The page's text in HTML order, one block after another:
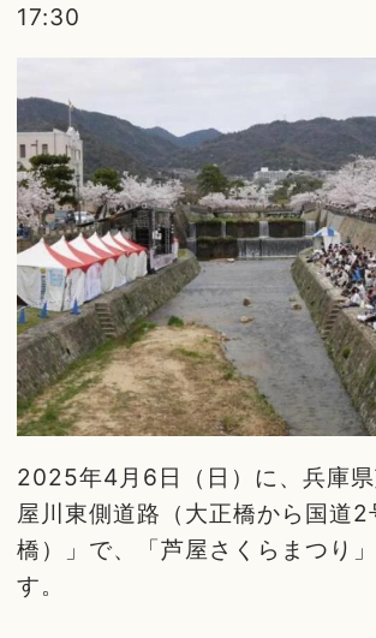
17:30
2025年4月6日（日）に、兵庫
屋川東側道路（大正橋から国道2
橋）」で、「芦屋さくらまつり
す。